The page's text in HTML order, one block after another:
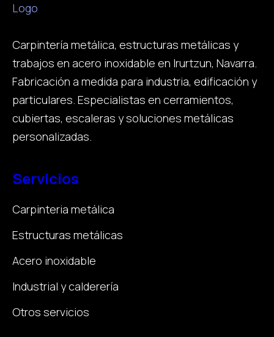
Carpintería metálica, estructuras metálicas y
trabajos en acero inoxidable en Irurtzun, Navarra.
Fabricación a medida para industria, edificación y
particulares. Especialistas en cerramientos,
cubiertas, escaleras y soluciones metálicas
personalizadas.
Servicios
Carpinteria metálica
Estructuras metálicas
Acero inoxidable
Industrial y calderería
Otros servicios